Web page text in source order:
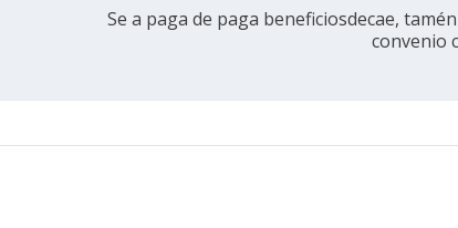
Se a paga de paga beneficiosdecae,
convenio